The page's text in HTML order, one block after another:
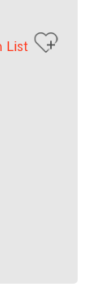
List